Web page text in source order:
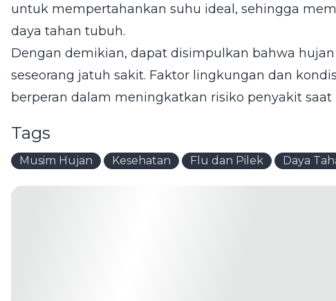
untuk mempertahankan suhu ideal, sehingga
daya tahan tubuh.
Dengan demikian, dapat disimpulkan bahwa
seseorang jatuh sakit. Faktor lingkungan dan
berperan dalam meningkatkan risiko penyakit saat
Tags
Musim Hujan Kesehatan Flu dan Pilek Daya